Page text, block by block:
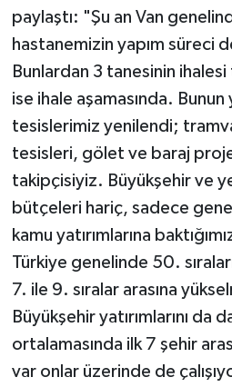
paylaştı: "Şu an Van
hastanemizin yapım süreci
Bunlardan 3 tanesinin
ise ihale aşamasında. Bunun
tesislerimiz yenilendi;
tesisleri, gölet ve baraj
takipçisiyiz. Büyükşehir ve
bütçeleri hariç, sadece
kamu yatırımlarına
Türkiye genelinde 50.
7. ile 9. sıralar arasına
Büyükşehir yatırımlarını da
ortalamasında ilk 7 şehir
var onlar üzerinde de